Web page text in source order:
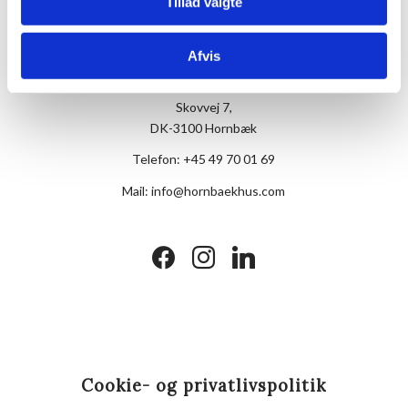
Afvis
Hotel Hornbækhus
Skovvej 7,
DK-3100 Hornbæk
Telefon: +45 49 70 01 69
Mail:info@hornbaekhus.com
facebookinstagramlinkedin
Cookie- og privatlivspolitik